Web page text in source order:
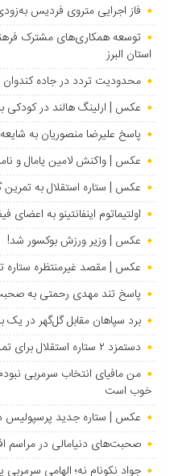
فاز اجرایی متروی فردیس
توسعه همکاری‌های مشترک
استان البرز
محدودیت تردد در جاده کندوان
عکس | ارلینگ هالند در کودکی
پاسخ علیرضا منصوریان به
عکس | واکنش لامین یامال و
عکس | ستاره استقلال به
اولتیماتوم اینفانتینو به اعضای
عکس | وزیر ورزش بوکسور شد!
عکس | مقصد غیرمنتظره ستاره
پاسخ تند مهدی رحمتی به
برد سپاهان مقابل گل‌گهر در یک
دستمزد ۲ ستاره استقلال برای تمدید مشخص شد
من مافیای انتخاب سرمربی
خوب است
عکس | ستاره جدید پرسپولیس
صحبت‌های دنیامالی در مراسم
جواد نکونام نه؛ الهامی